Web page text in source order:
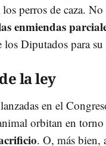
perros de caza. No
enmiendas
los Diputados para
la ley
en el
orbitan en
. O, más bien,